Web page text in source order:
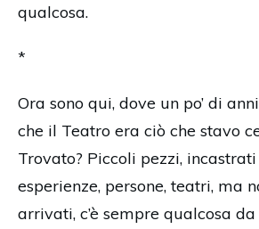
qualcosa.
*
Ora sono qui, dove un po’ di
che il Teatro era ciò che stavo
Trovato? Piccoli pezzi,
esperienze, persone, teatri, ma
arrivati, c’è sempre qualcosa